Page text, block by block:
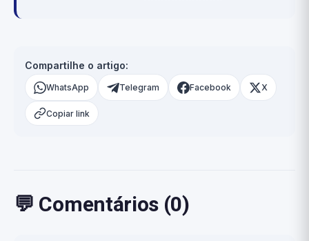
Compartilhe o artigo:
WhatsApp Telegram Facebook X
Copiar link
💬 Comentários (0)